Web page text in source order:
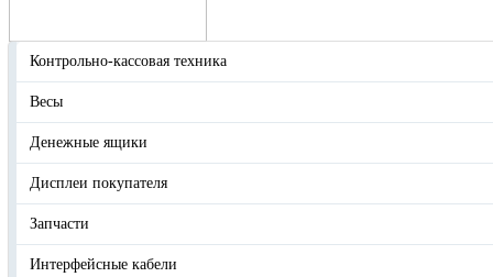
Контрольно-кассовая техника
Весы
Денежные ящики
Дисплеи покупателя
Запчасти
Интерфейсные кабели